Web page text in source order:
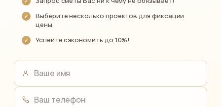
Выберите несколько проектов для фиксации
цены.
Успейте сэкономить до 10%!
Ваше имя